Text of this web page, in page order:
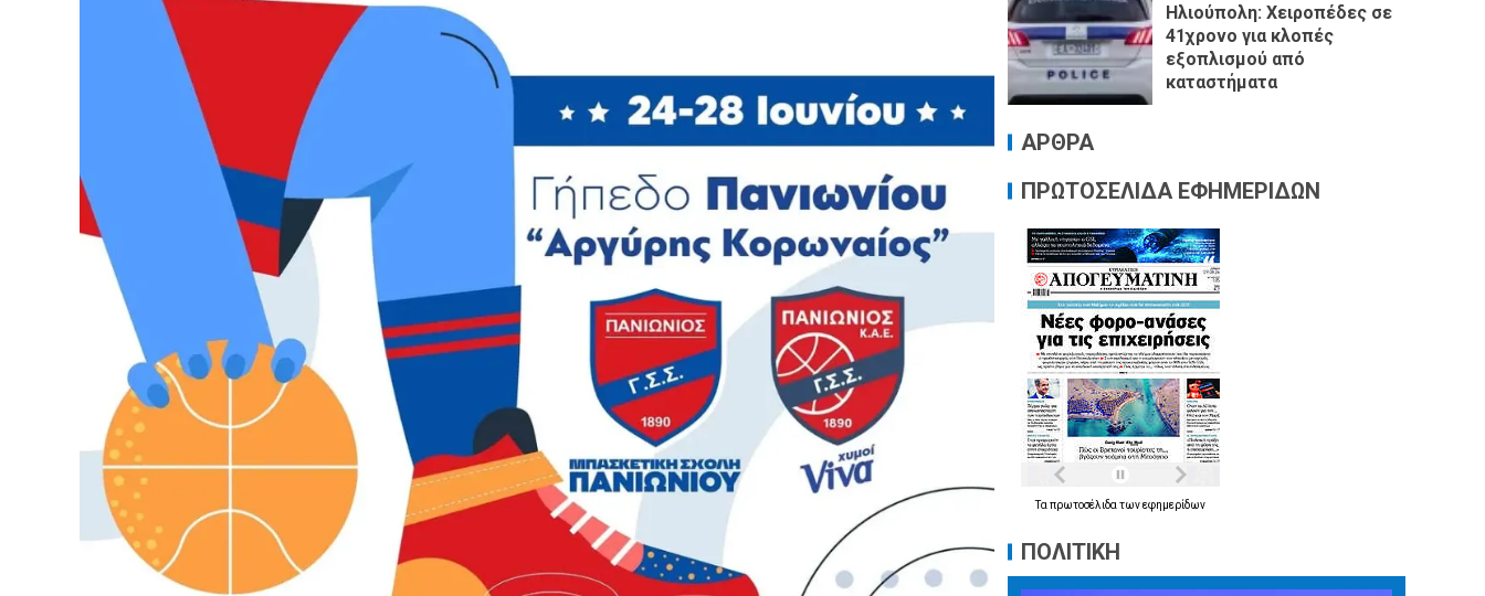
Ηλιούπολη: Χειροπέδες σε
41χρονο για κλοπές
εξοπλισμού από
καταστήματα
ΑΡΘΡΑ
ΠΡΩΤΟΣΕΛΙΔΑ ΕΦΗΜΕΡΙΔΩΝ
Τα πρωτοσέλιδα τωνεφημερίδων
ΠΟΛΙΤΙΚΗ